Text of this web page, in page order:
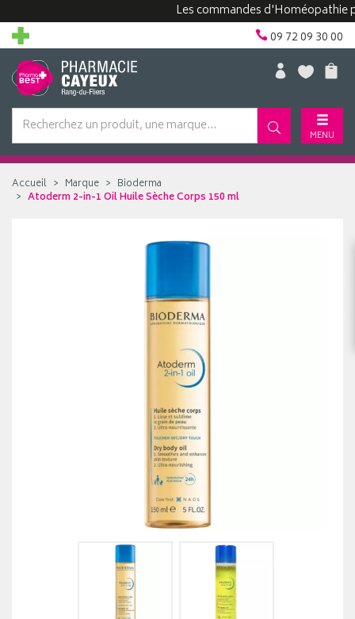
Les commandes d'Homéopathie
09 72 09 30 00
MENU
Accueil Marque
Bioderma
Atoderm 2-in-1 Oil Huile Sèche Corps 150 ml